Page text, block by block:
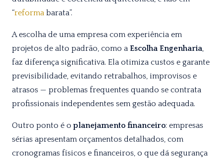
“reforma barata”.
A escolha de uma empresa com experiência em
projetos de alto padrão, como a Escolha Engenharia,
faz diferença significativa. Ela otimiza custos e garante
previsibilidade, evitando retrabalhos, improvisos e
atrasos — problemas frequentes quando se contrata
profissionais independentes sem gestão adequada.
Outro ponto é oplanejamento financeiro: empresas
sérias apresentam orçamentos detalhados, com
cronogramas físicos e financeiros, o que dá segurança